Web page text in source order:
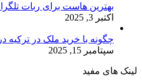
بهترین هاست برای ربات
اکتبر 3, 2025
چگونه با خرید ملک در ترکیه
سپتامبر 15, 2025
لینک های مفید